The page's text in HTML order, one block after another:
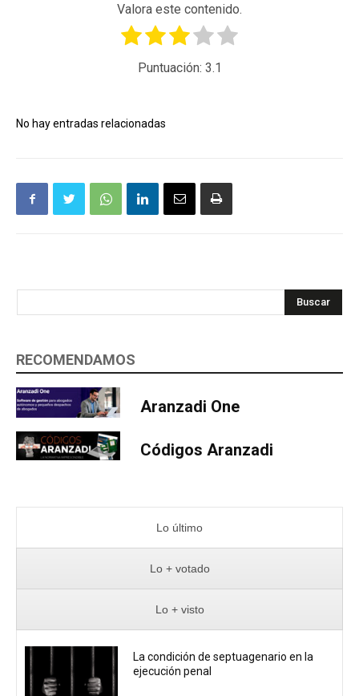
Valora este contenido.
Puntuación: 3.1
No hay entradas relacionadas
Buscar
RECOMENDAMOS
Aranzadi One
Códigos Aranzadi
Lo último
Lo + votado
Lo + visto
La condición de septuagenario en la
ejecución penal